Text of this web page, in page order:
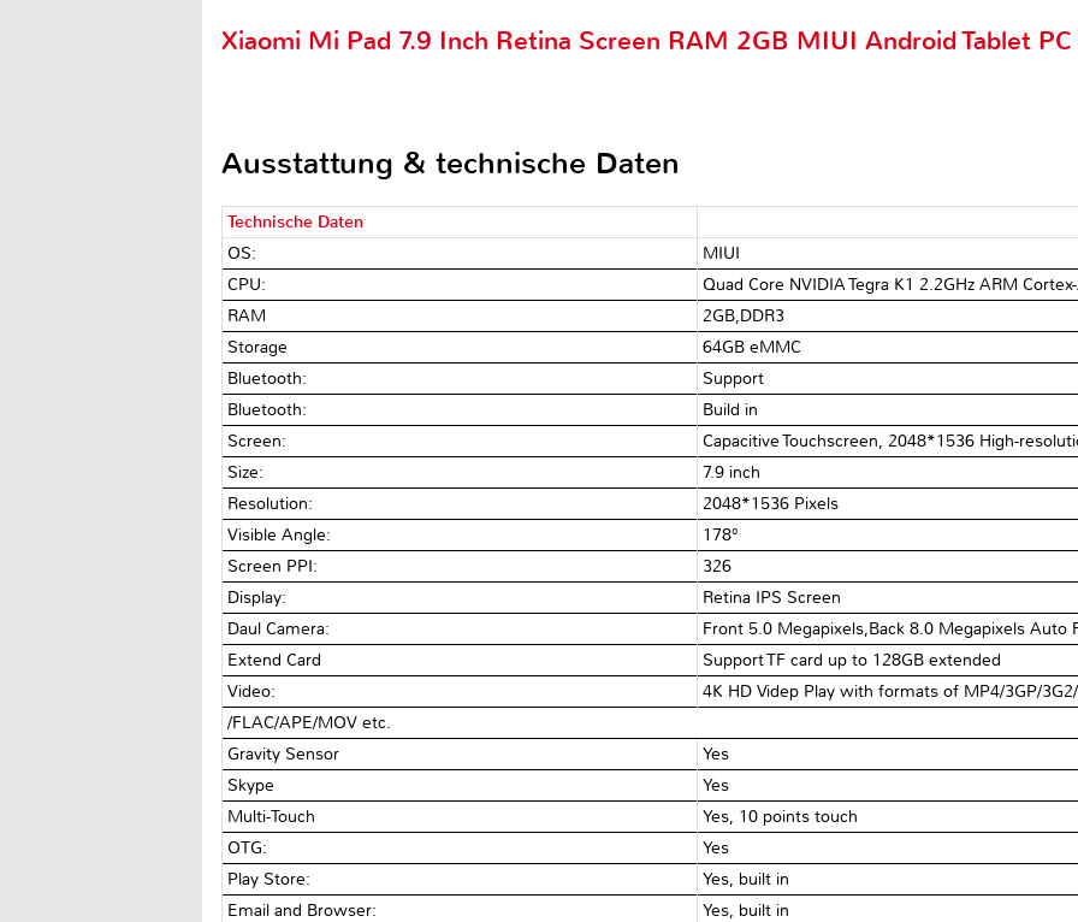
Xiaomi Mi Pad 7.9 Inch Retina Screen RAM 2GB MIUI Android Tablet
Ausstattung & technische Daten
Technische Daten
OS:
MIUI
CPU:
Quad Core NVIDIA Tegra K1 2.2GHz ARM
RAM
2GB,DDR3
Storage
64GB eMMC
Bluetooth:
Support
Bluetooth:
Build in
Screen:
Capacitive Touchscreen, 2048*1536 High-
Size:
7.9 inch
Resolution:
2048*1536 Pixels
Visible Angle:
178°
Screen PPI:
326
Display:
Retina IPS Screen
Daul Camera:
Front 5.0 Megapixels,Back 8.0 Megapixels Auto
Extend Card
Support TF card up to 128GB extended
Video:
4K HD Videp Play with formats of MP4/3GP/
/FLAC/APE/MOV etc.
Gravity Sensor
Yes
Skype
Yes
Multi-Touch
Yes, 10 points touch
OTG:
Yes
Play Store:
Yes, built in
Email and Browser:
Yes, built in